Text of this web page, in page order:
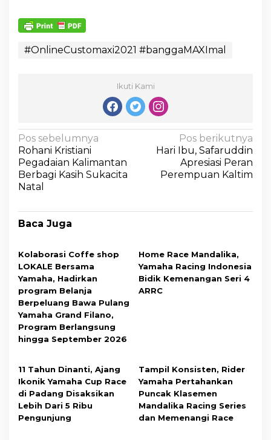
#OnlineCustomaxi2021 #banggaMAXImal
Ikuti Kami
Pos sebelumnya
Rohani Kristiani
Pegadaian Kalimantan
Berbagi Kasih Sukacita
Natal
Pos berikutnya
Hari Ibu, Safaruddin
Apresiasi Peran
Perempuan Kaltim
Baca Juga
Kolaborasi Coffe shop
LOKALE Bersama
Yamaha, Hadirkan
program Belanja
Berpeluang Bawa Pulang
Yamaha Grand Filano,
Program Berlangsung
hingga September 2026
Home Race Mandalika,
Yamaha Racing Indonesia
Bidik Kemenangan Seri 4
ARRC
11 Tahun Dinanti, Ajang
Ikonik Yamaha Cup Race
di Padang Disaksikan
Lebih Dari 5 Ribu
Pengunjung
Tampil Konsisten, Rider
Yamaha Pertahankan
Puncak Klasemen
Mandalika Racing Series
dan Memenangi Race